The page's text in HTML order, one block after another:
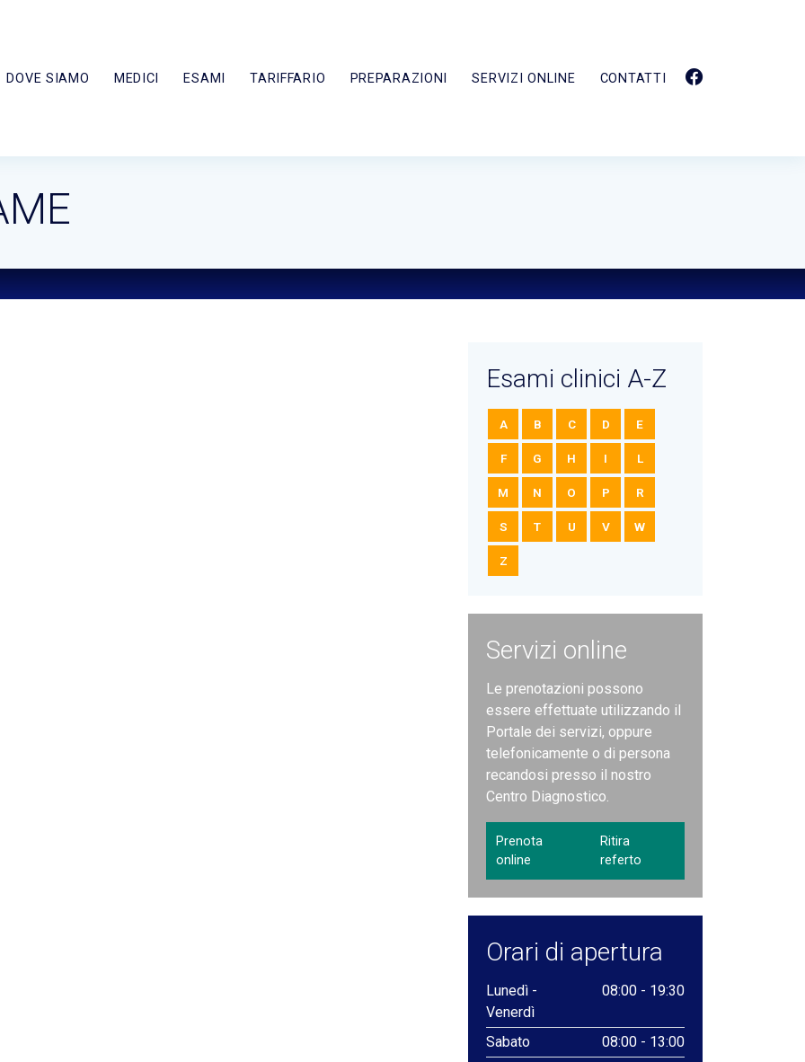
DOVE SIAMO MEDICI ESAMI TARIFFARIO PREPARAZIONI SERVIZI ONLINE CONTATTI
Esami clinici A-Z
A B C D E
F G H I L
M N O P R
S T U V W
Z
Servizi online
Le prenotazioni possono
essere effettuate utilizzando il
Portale dei servizi, oppure
telefonicamente o di persona
recandosi presso il nostro
Centro Diagnostico.
Prenota
online
Ritira
referto
Orari di apertura
Lunedì -
Venerdì
08:00 - 19:30
Sabato
08:00 - 13:00